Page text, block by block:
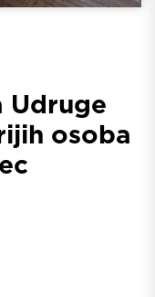
Udruge
osoba